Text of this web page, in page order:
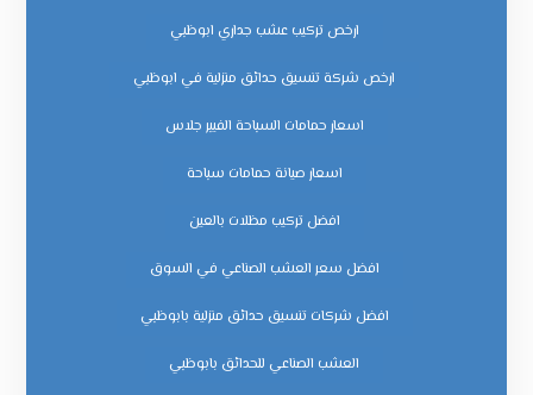
ارخص تركيب عشب جداري ابوظبي
ارخص شركة تنسيق حدائق منزلية في ابوظبي
اسعار حمامات السباحة الفيبر جلاس
اسعار صيانة حمامات سباحة
افضل تركيب مظلات بالعين
افضل سعر العشب الصناعي في السوق
افضل شركات تنسيق حدائق منزلية بابوظبي
العشب الصناعي للحدائق بابوظبي